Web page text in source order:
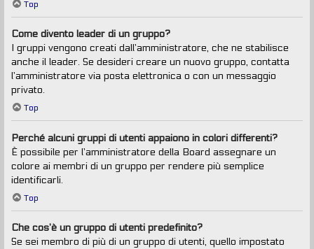
Top
Come divento leader di un gruppo?
I gruppi vengono creati dall’amministratore, che ne stabilisce
anche il leader. Se desideri creare un nuovo gruppo, contatta
l’amministratore via posta elettronica o con un messaggio
privato.
Top
Perché alcuni gruppi di utenti appaiono in colori differenti?
È possibile per l’amministratore della Board assegnare un
colore ai membri di un gruppo per rendere più semplice
identificarli.
Top
Che cos’è un gruppo di utenti predefinito?
Se sei membro di più di un gruppo di utenti, quello impostato